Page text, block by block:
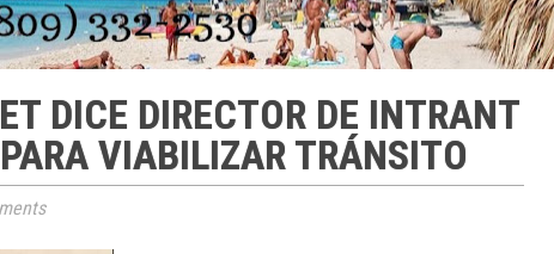
DICE DIRECTOR DE INTRANT
VIABILIZAR TRÁNSITO